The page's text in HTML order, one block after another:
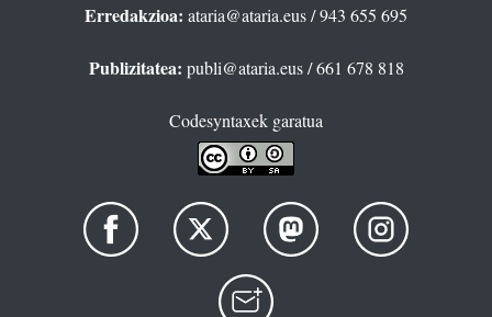
Erredakzioa: ataria@ataria.eus/ 943 655 695
Publizitatea: publi@ataria.eus/ 661 678 818
Codesyntaxek garatua